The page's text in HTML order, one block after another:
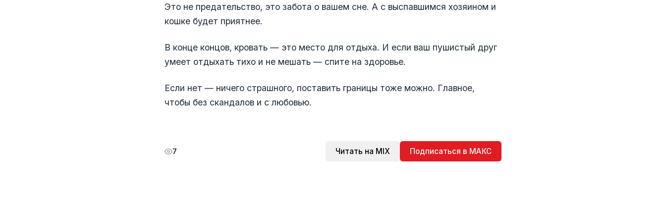
Это не предательство, это забота о вашем сне. А с выспавшимся хозяином и
кошке будет приятнее.
В конце концов, кровать — это место для отдыха. И если ваш пушистый друг
умеет отдыхать тихо и не мешать — спите на здоровье.
Если нет — ничего страшного, поставить границы тоже можно. Главное,
чтобы без скандалов и с любовью.
7 Читать на MIX Подписаться в МАКС